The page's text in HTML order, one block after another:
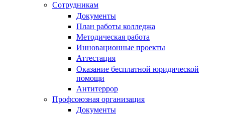
Сотрудникам
Документы
План работы колледжа
Методическая работа
Инновационные проекты
Аттестация
Оказание бесплатной юридической
помощи
Антитеррор
Профсоюзная организация
Документы